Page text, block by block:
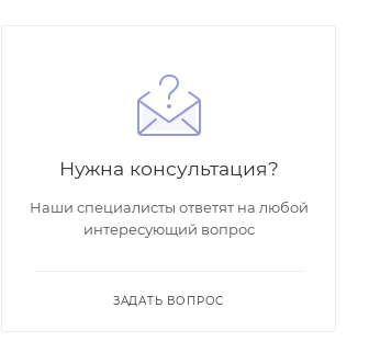
Нужна консультация?
Наши специалисты ответят на любой
интересующий вопрос
ЗАДАТЬ ВОПРОС